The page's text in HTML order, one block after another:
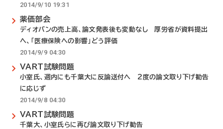
2014/9/10 19:31
薬価部会
ディオバンの売上高、論文発表後も変動なし 厚労省が資料提出
へ、「医療保険への影響」どう評価
2014/9/9 04:30
VART試験問題
小室氏、週内にも千葉大に反論送付へ 2度の論文取り下げ勧告
に応じず
2014/9/8 04:30
VART試験問題
千葉大、小室氏らに再び論文取り下げ勧告